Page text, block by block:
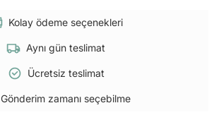
Kolay ödeme seçenekleri
Aynı gün teslimat
Ücretsiz teslimat
Gönderim zamanı seçebilme